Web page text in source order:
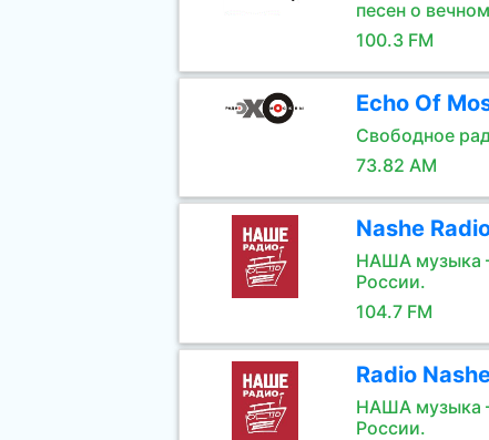
песен о вечном
100.3 FM
Echo Of
Свободное
73.82 AM
Nashe
НАША музыка
России.
104.7 FM
Radio
НАША музыка
России.